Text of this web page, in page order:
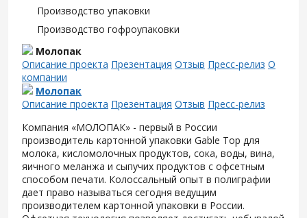
Производство упаковки
Производство гофроупаковки
Молопак
Описание проекта Презентация Отзыв Пресс-релиз О
компании
Молопак
Описание проекта Презентация Отзыв Пресс-релиз
Компания «МОЛОПАК» - первый в России
производитель картонной упаковки Gable Top для
молока, кисломолочных продуктов, сока, воды, вина,
яичного меланжа и сыпучих продуктов с офсетным
способом печати. Колоссальный опыт в полиграфии
дает право называться сегодня ведущим
производителем картонной упаковки в России.